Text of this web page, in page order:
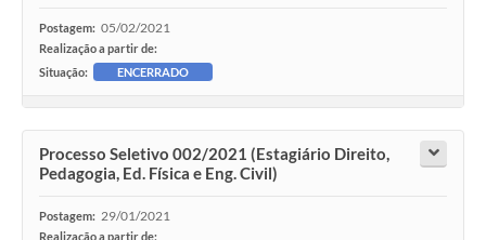
Postagem: 05/02/2021
Realização a partir de:
Situação:
ENCERRADO
Processo Seletivo 002/2021 (Estagiário Direito,
Pedagogia, Ed. Física e Eng. Civil)
Postagem: 29/01/2021
Realização a partir de: